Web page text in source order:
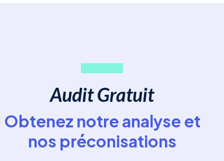
Audit Gratuit
Obtenez notre analyse et
nos préconisations